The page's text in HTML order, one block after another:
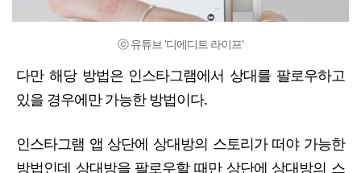
ⓒ 유튜브 '디에디트 라이프'
다만 해당 방법은 인스타그램에서 상대를 팔로우하고
있을 경우에만 가능한 방법이다.
인스타그램 앱 상단에 상대방의 스토리가 떠야 가능한
방법인데 상대방을 팔로우할 때만 상단에 상대방의 스